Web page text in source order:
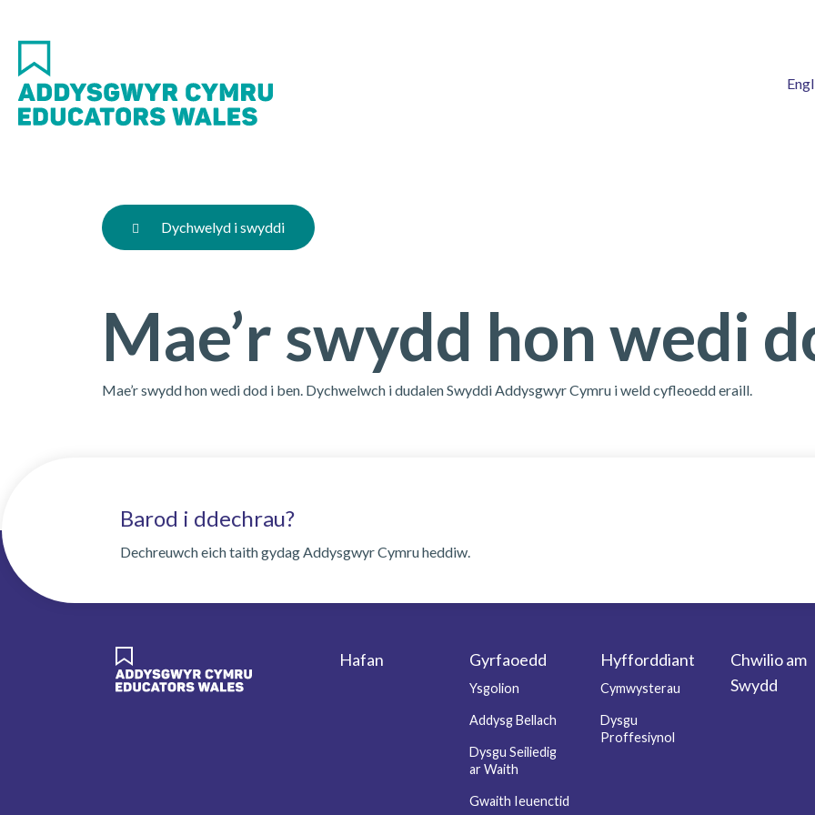
main
content
Dychwelyd i swyddi
Mae’r swydd hon wedi
Mae’r swydd hon wedi dod i ben. Dychwelwch i dudalen Swyddi Addysgwyr Cymru i weld cyfleoedd eraill.
Barod i ddechrau?
Dechreuwch eich taith gydag Addysgwyr Cymru heddiw.
Footer
Hafan Gyrfaoedd
Ysgolion
Addysg Bellach
Dysgu Seiliedig
ar Waith
Gwaith Ieuenctid
Hyfforddiant
Cymwysterau
Dysgu
Proffesiynol
Chwilio am
Swydd